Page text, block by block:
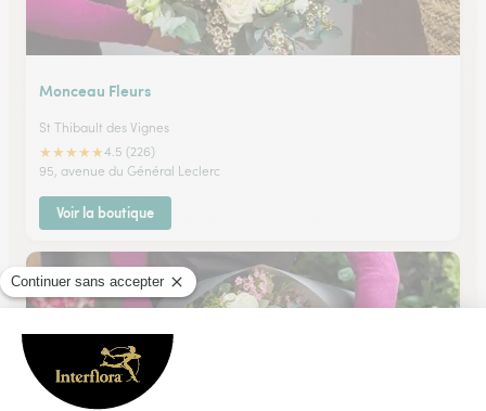
Monceau Fleurs
St Thibault des Vignes
★★★★★4.5 (226)
95, avenue du Général Leclerc
Voir la boutique